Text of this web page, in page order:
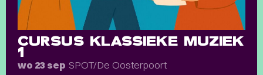
CURSUS KLASSIEKE MUZIEK
1
wo 23 sep SPOT/De Oosterpoort